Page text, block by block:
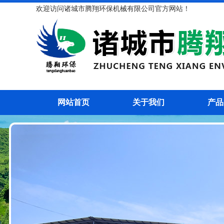
欢迎访问诸城市腾翔环保机械有限公司官方网站！
网站首页 关于我们 产